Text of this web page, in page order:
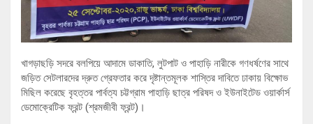
খাগড়াছড়ি সদরে বলপিয়ে আদামে ডাকাতি, লুটপাট ও পাহাড়ি নারীকে গণধর্ষণের সাথে
জড়িত সেটলারদের দ্রুত গ্রেফতার করে দৃষ্টান্তমূলক শাস্তির দাবিতে ঢাকায় বিক্ষোভ
মিছিল করেছে বৃহত্তর পার্বত্য চট্টগ্রাম পাহাড়ি ছাত্র পরিষদ ও ইউনাইটেড ওয়ার্কার্স
ডেমোক্রেটিক ফ্রন্ট (শ্রমজীবী ফ্রন্ট)।